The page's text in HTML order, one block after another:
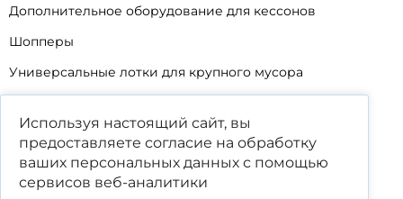
Дополнительное оборудование для кессонов
Шопперы
Универсальные лотки для крупного мусора
Уцененные товары
Используя настоящий сайт, вы
предоставляете согласие на обработку
ваших персональных данных с помощью
сервисов веб-аналитики